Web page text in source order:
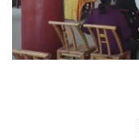
点
音